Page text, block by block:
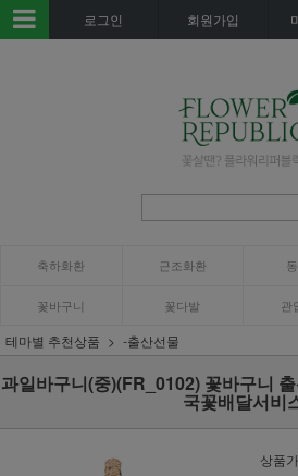
로그인 회원가입
축하화환 근조화환
꽃바구니 꽃다발 관
테마별 추천상품 -출산선물
과일바구니(중)(FR_0102) 꽃바구니
국꽃배달서비
상품가